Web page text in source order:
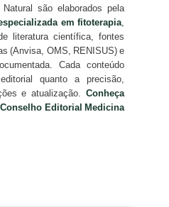
são elaborados pela
em fitoterapia,
literatura científica, fontes
(Anvisa, OMS, RENISUS) e
Cada conteúdo
quanto a precisão,
e atualização.Conheça
Conselho Editorial Medicina